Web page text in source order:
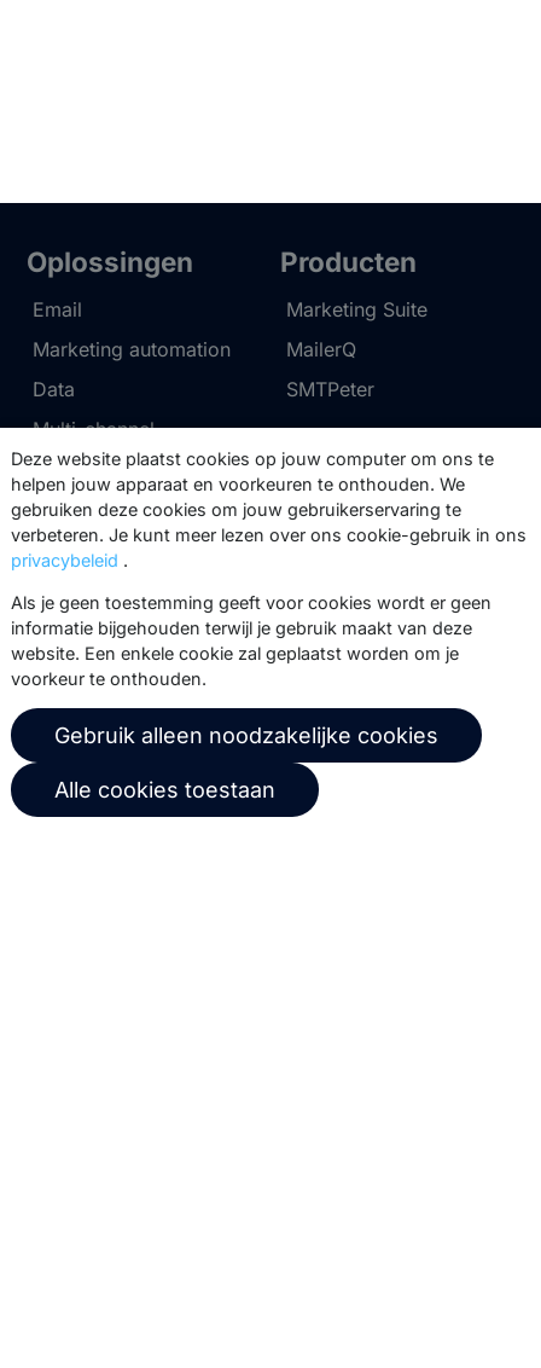
Oplossingen
Email
Marketing automation
Data
Multi-channel
Producten
Marketing Suite
MailerQ
SMTPeter
Tarieven
Marketing Suite tarieven
MailerQ tarieven
Support
Partnernetwerk
Trainingen
Stuur een ticket
Over ons
Copernica-nieuws
Carrière bij Copernica
Copernica BV
De Ruijterkade 112
1011 AB
Deze website plaatst cookies op jouw computer om ons te
helpen jouw apparaat en voorkeuren te onthouden. We
gebruiken deze cookies om jouw gebruikerservaring te
verbeteren. Je kunt meer lezen over ons cookie-gebruik in ons
privacybeleid .
Als je geen toestemming geeft voor cookies wordt er geen
informatie bijgehouden terwijl je gebruik maakt van deze
website. Een enkele cookie zal geplaatst worden om je
voorkeur te onthouden.
Gebruik alleen noodzakelijke cookies
Alle cookies toestaan